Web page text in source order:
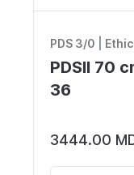
PDS 3/0
PDSII 70
36
3444.00